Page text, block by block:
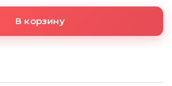
В корзину